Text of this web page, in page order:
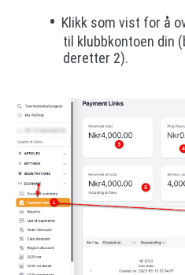
Klikk som vist for å
til klubbkontoen din
deretter 2).